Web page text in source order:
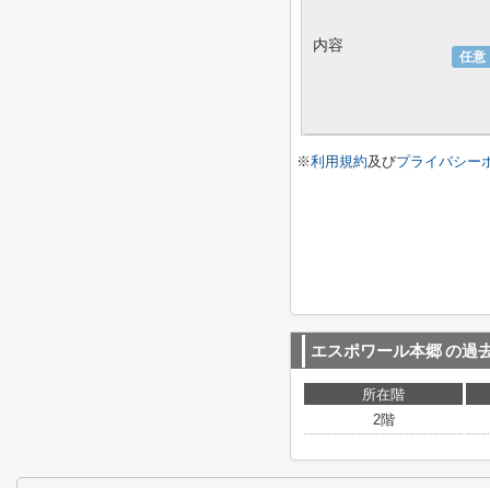
任意
内容
※利用規約及びプライバシー
エスポワール本郷の過
所在階
2階